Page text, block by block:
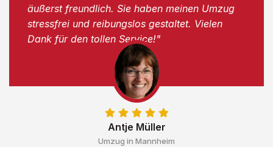
Antje Müller
Umzug in Mannheim
äußerst freundlich. Sie haben meinen Umzug
stressfrei und reibungslos gestaltet. Vielen
Dank für den tollen Service!"